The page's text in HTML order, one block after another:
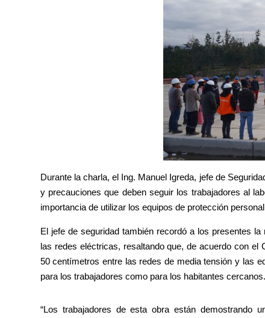
Durante la charla, el Ing. Manuel Igreda, jefe de
y precauciones que deben seguir los trabajadores al
importancia de utilizar los equipos de protección
El jefe de seguridad también recordó a los presentes
las redes eléctricas, resaltando que, de acuerdo con
50 centímetros entre las redes de media tensión y las
para los trabajadores como para los habitantes cercanos.
“Los trabajadores de esta obra están demostrando